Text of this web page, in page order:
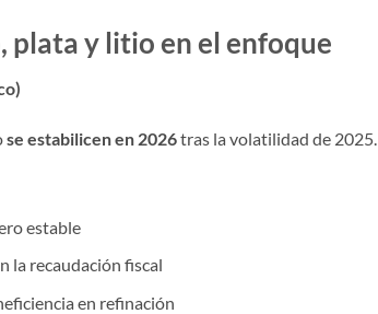
plata y litio en el enfoque
se estabilicen en 2026tras la volatilidad de 2025.
estable
la recaudación fiscal
en refinación